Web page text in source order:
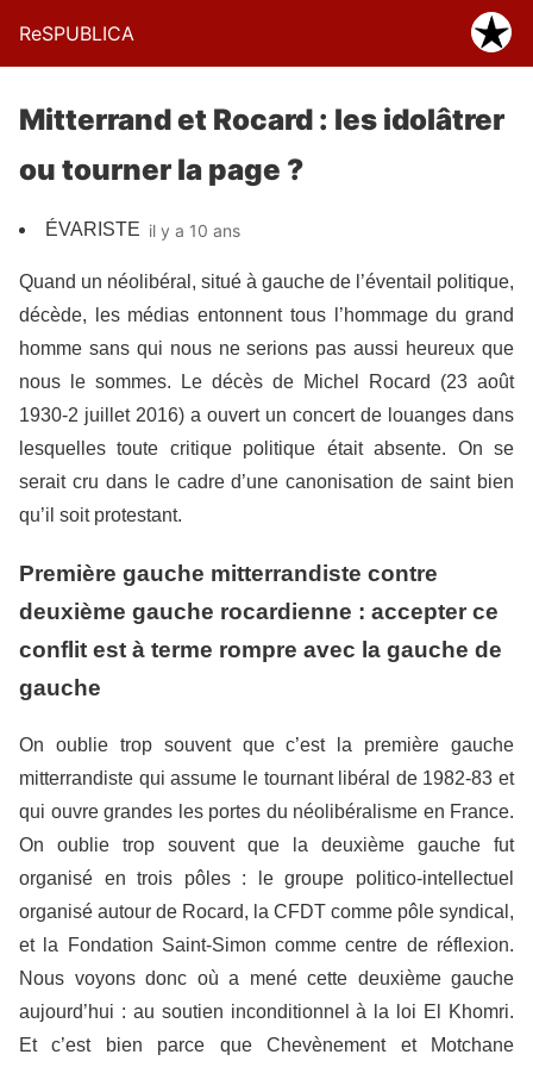
ReSPUBLICA
Mitterrand et Rocard : les idolâtrer
ou tourner la page ?
ÉVARISTE il y a 10 ans
Quand un néolibéral, situé à gauche de l’éventail politique,
décède, les médias entonnent tous l’hommage du grand
homme sans qui nous ne serions pas aussi heureux que
nous le sommes. Le décès de Michel Rocard (23 août
1930-2 juillet 2016) a ouvert un concert de louanges dans
lesquelles toute critique politique était absente. On se
serait cru dans le cadre d’une canonisation de saint bien
qu’il soit protestant.
Première gauche mitterrandiste contre
deuxième gauche rocardienne : accepter ce
conflit est à terme rompre avec la gauche de
gauche
On oublie trop souvent que c’est la première gauche
mitterrandiste qui assume le tournant libéral de 1982-83 et
qui ouvre grandes les portes du néolibéralisme en France.
On oublie trop souvent que la deuxième gauche fut
organisé en trois pôles : le groupe politico-intellectuel
organisé autour de Rocard, la CFDT comme pôle syndical,
et la Fondation Saint-Simon comme centre de réflexion.
Nous voyons donc où a mené cette deuxième gauche
aujourd’hui : au soutien inconditionnel à la loi El Khomri.
Et c’est bien parce que Chevènement et Motchane